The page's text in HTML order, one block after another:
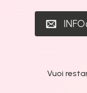
Vuoi